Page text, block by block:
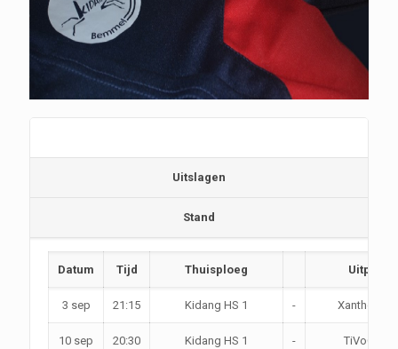
Uitslagen
Stand
Datum Tijd Thuisploeg Uitploeg
3 sep 21:15 Kidang HS 1 - Xanthos
10 sep 20:30 Kidang HS 1 - TiVoC HS